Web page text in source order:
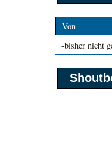
Von
-bisher nicht